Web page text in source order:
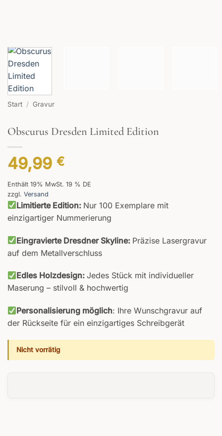
Start / Gravur
Obscurus Dresden Limited Edition
49,99 €
Enthält 19% MwSt. 19 % DE
zzgl. Versand
Limitierte Edition: Nur 100 Exemplare mit
einzigartiger Nummerierung
Eingravierte Dresdner Skyline: Präzise Lasergravur
auf dem Metallverschluss
Edles Holzdesign:Jedes Stück mit individueller
Maserung – stilvoll & hochwertig
Personalisierung möglich: Ihre Wunschgravur auf
der Rückseite für ein einzigartiges Schreibgerät
Nicht vorrätig